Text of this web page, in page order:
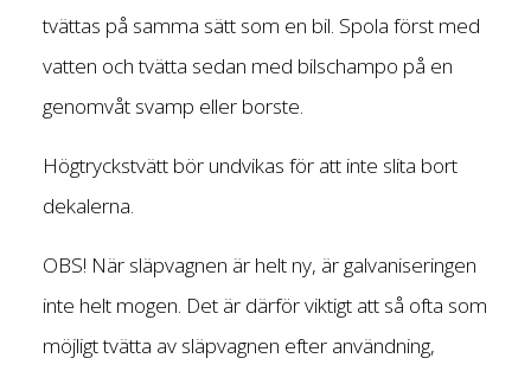
tvättas på samma sätt som en bil. Spola först med
vatten och tvätta sedan med bilschampo på en
genomvåt svamp eller borste.
Högtryckstvätt bör undvikas för att inte slita bort
dekalerna.
OBS! När släpvagnen är helt ny, är galvaniseringen
inte helt mogen. Det är därför viktigt att så ofta som
möjligt tvätta av släpvagnen efter användning,